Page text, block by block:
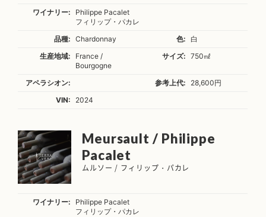
ワイナリー:
Philippe Pacalet
フィリップ・パカレ
品種:
Chardonnay 色:
白
生産地域:
France /
Bourgogne
サイズ: 750㎖
アペラシオン: 参考上代:
28,600円
VIN:
2024
Meursault / Philippe
Pacalet
ムルソー / フィリップ・パカレ
ワイナリー:
Philippe Pacalet
フィリップ・パカレ